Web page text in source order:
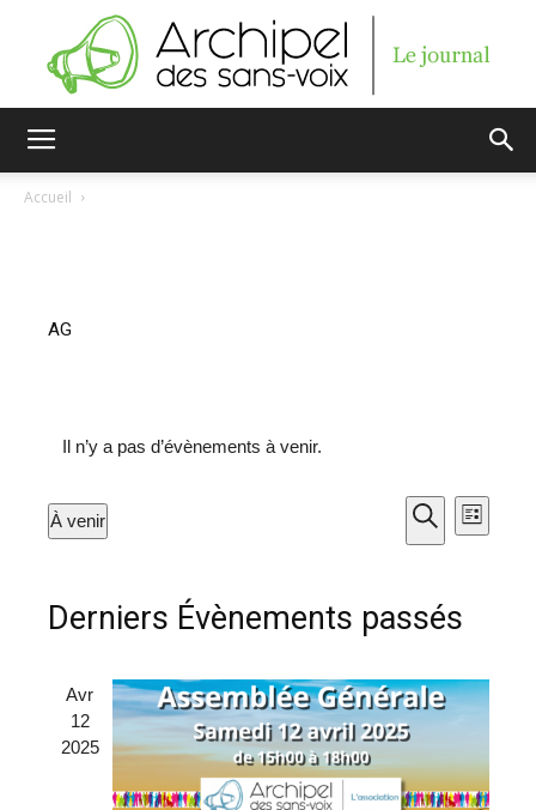
Accueil
AG
Il n’y a pas d’évènements à venir.
vues
Recherche
Liste
À venir
date.
Derniers Évènements passés
Avr
12
2025